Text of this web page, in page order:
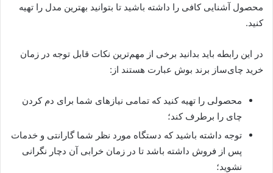
محصول آشنایی کافی را داشته باشید تا بتوانید بهترین مدل را تهیه
کنید.
در این رابطه باید بدانید برخی از مهم‌ترین نکات قابل توجه در زمان
خرید چای‌ساز برند بوش عبارت هستند از:
محصولی را تهیه کنید که تمامی نیازهای شما برای دم کردن
چای را برطرف کند؛
توجه داشته باشید که دستگاه مورد نظر شما گارانتی و خدمات
پس از فروش داشته باشد تا در زمان خرابی آن دچار نگرانی
نشوید؛